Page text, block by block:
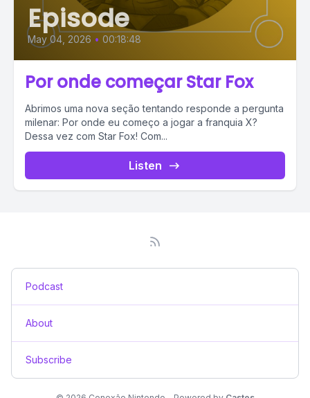
Episode
May 04, 2026 • 00:18:48
Por onde começar Star Fox
Abrimos uma nova seção tentando responde a pergunta
milenar: Por onde eu começo a jogar a franquia X?
Dessa vez com Star Fox! Com...
Listen
Podcast
About
Subscribe